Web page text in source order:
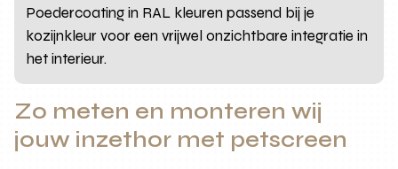
Poedercoating in RAL kleuren passend bij je
kozijnkleur voor een vrijwel onzichtbare integratie in
het interieur.
Zo meten en monteren wij
jouw inzethor met petscreen